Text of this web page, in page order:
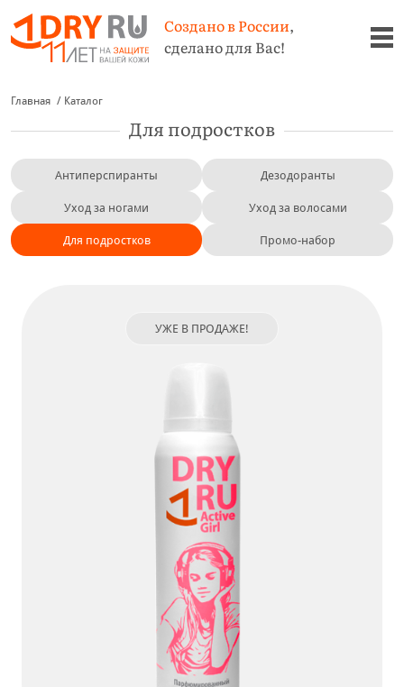
Создано в России,
сделано для Вас!
Главная Каталог
Для подростков
Антиперспиранты Дезодоранты
Уход за ногами Уход за волосами
Для подростков Промо-набор
УЖЕ В ПРОДАЖЕ!